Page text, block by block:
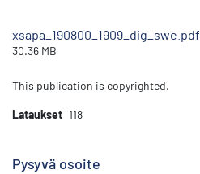
xsapa_190800_1909_dig_swe.pdf
30.36 MB
This publication is copyrighted.
Lataukset 118
Pysyvä osoite